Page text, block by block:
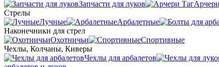
Запчасти для луков
Стрелы
Лучные
Арбалетные
Наконечники для стрел
Охотничьи
Спортивные
Чехлы, Колчаны, Киверы
Чехлы для арбалетов